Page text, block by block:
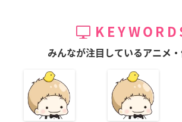
みんなが注目しているアニメ